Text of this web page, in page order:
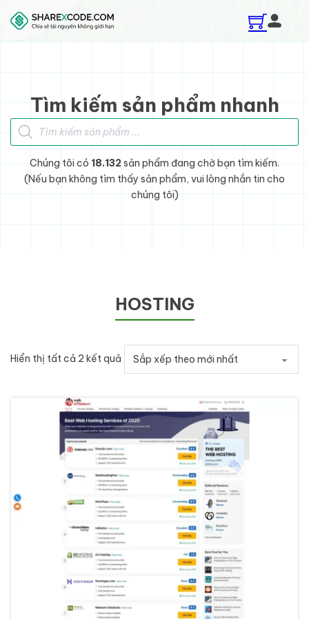
Skip to main content
Skip to footer
Tìm kiếm sản phẩm nhanh
Tìm kiếm sản phẩm
Chúng tôi có 18.132sản phẩm đang chờ bạn tìm kiếm.
(Nếu bạn không tìm thấy sản phẩm, vui lòng nhắn tin cho
chúng tôi)
HOSTING
Hiển thị tất cả 2 kết quả Đã sắp xếp theo mới nhất